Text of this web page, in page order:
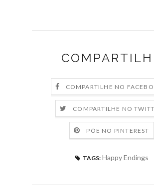
COMPARTILHE NO
COMPARTILHE NO
PÕE NO PINTEREST
TAGS: Happy Endings